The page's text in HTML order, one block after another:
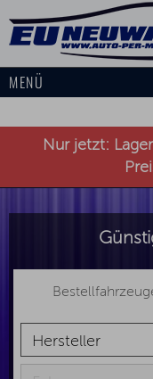
MENÜ
Nur jetzt: